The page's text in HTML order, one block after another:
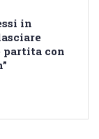
in
partita con